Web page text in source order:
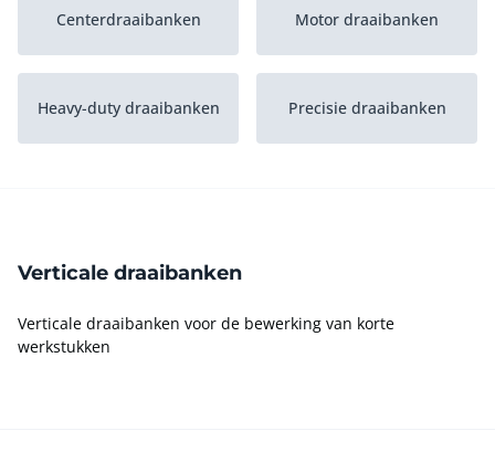
Centerdraaibanken Motor draaibanken
Heavy-duty draaibanken Precisie draaibanken
CNC-draaibanken
Verticale draaibanken
Verticale draaibanken voor de bewerking van korte
werkstukken